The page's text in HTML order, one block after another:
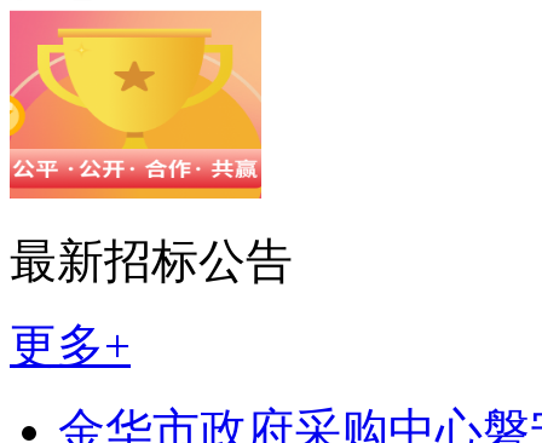
最新招标公告
更多+
金华市政府采购中心